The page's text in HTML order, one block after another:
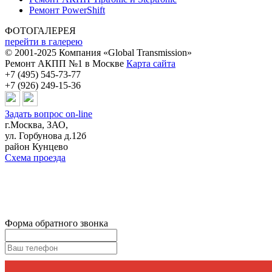
Ремонт PowerShift
ФОТОГАЛЕРЕЯ
перейти в галерею
© 2001-2025 Компания «Global Transmission»
Ремонт АКПП №1 в Москве Карта сайта
+7 (495) 545-73-77
+7 (926) 249-15-36
Задать вопрос on-line
г.Москва, ЗАО,
ул. Горбунова д.12б
район Кунцево
Схема проезда
Форма обратного звонка